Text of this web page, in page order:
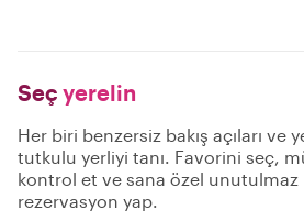
Seç yerelin
Her biri benzersiz bakış açıları ve
tutkulu yerliyi tanı. Favorini seç,
kontrol et ve sana özel unutulmaz
rezervasyon yap.